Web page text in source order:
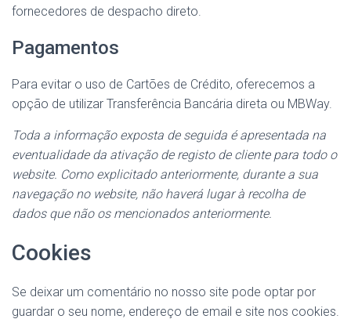
fornecedores de despacho direto.
Pagamentos
Para evitar o uso de Cartões de Crédito, oferecemos a
opção de utilizar Transferência Bancária direta ou MBWay.
Toda a informação exposta de seguida é apresentada na
eventualidade da ativação de registo de cliente para todo o
website. Como explicitado anteriormente, durante a sua
navegação no website, não haverá lugar à recolha de
dados que não os mencionados anteriormente.
Cookies
Se deixar um comentário no nosso site pode optar por
guardar o seu nome, endereço de email e site nos cookies.